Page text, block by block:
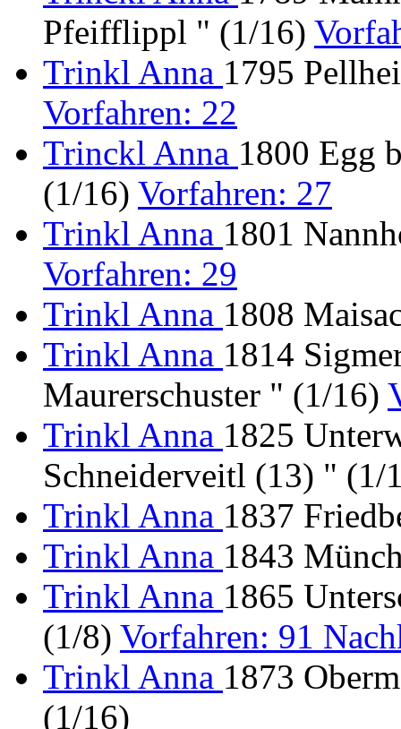
Pfeifflippl " (1/16)
Trinkl Anna 1795
Vorfahren: 22
Trinckl Anna 1800 Egg
(1/16) Vorfahren: 27
Trinkl Anna 1801
Vorfahren: 29
Trinkl Anna 1808
Trinkl Anna 1814
Maurerschuster " (1/16)
Trinkl Anna 1825
Schneiderveitl (13) " (1/
Trinkl Anna 1837
Trinkl Anna 1843
Trinkl Anna 1865
(1/8) Vorfahren: 91
Trinkl Anna 1873
(1/16)